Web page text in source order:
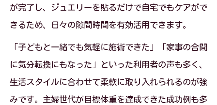
が完了し、ジュエリーを貼るだけで自宅でもケアがで
きるため、日々の隙間時間を有効活用できます。
「子どもと一緒でも気軽に施術できた」「家事の合間
に気分転換にもなった」といった利用者の声も多く、
生活スタイルに合わせて柔軟に取り入れられるのが強
みです。主婦世代が目標体重を達成できた成功例も多